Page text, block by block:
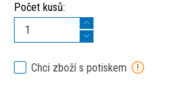
Počet kusů:
Chci zboží s potiskem